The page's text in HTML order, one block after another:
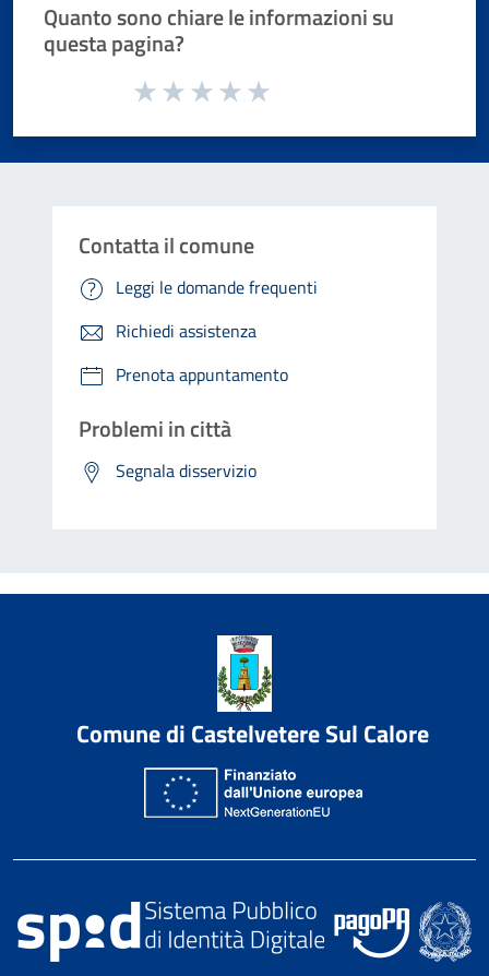
Quanto sono chiare le informazioni su
questa pagina?
Valuta da 1 a 5 stelle la pagina
Contatta il comune
Leggi le domande frequenti
Richiedi assistenza
Prenota appuntamento
Problemi in città
Segnala disservizio
Comune di Castelvetere Sul Calore